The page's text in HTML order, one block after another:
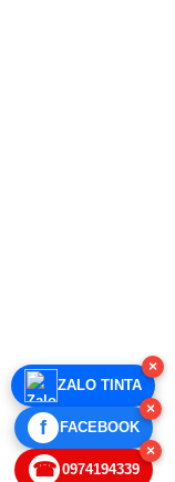
×
ZALO TINTA
×
f FACEBOOK
×
☎ 0974194339